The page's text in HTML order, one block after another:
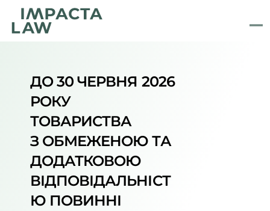
ДО 30 ЧЕРВНЯ 2026
РОКУ
ТОВАРИСТВА
З ОБМЕЖЕНОЮ ТА
ДОДАТКОВОЮ
ВІДПОВІДАЛЬНІСТ
Ю ПОВИННІ